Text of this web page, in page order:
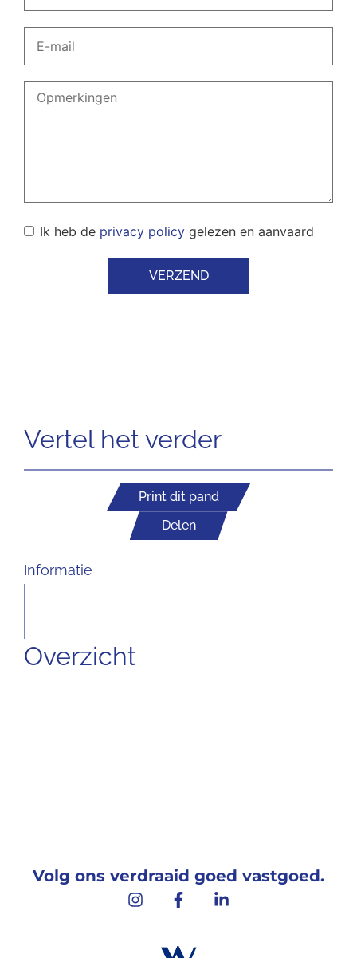
Ik heb de privacy policy gelezen en aanvaard
VERZEND
Vertel het verder
Print dit pand
Delen
Informatie
Overzicht
Volg ons verdraaid goed vastgoed.